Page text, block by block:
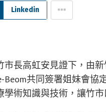
Linkedin
長高虹安見證下，由
Beom共同簽署姐妹會協
術知識與技術，讓竹市